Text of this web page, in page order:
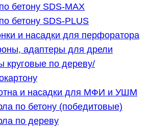
бетону SDS-MAX
бетону SDS-PLUS
и насадки для перфоратора
адаптеры для дрели
круговые по дереву/
и насадки для МФИ и УШМ
по бетону (победитовые)
по дереву